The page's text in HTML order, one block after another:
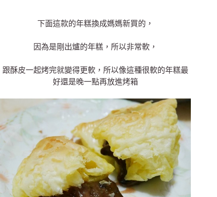
下面這款的年糕換成媽媽新買的，
因為是剛出爐的年糕，所以非常軟，
跟酥皮一起烤完就變得更軟，所以像這種很軟的年糕最
好還是晚一點再放進烤箱